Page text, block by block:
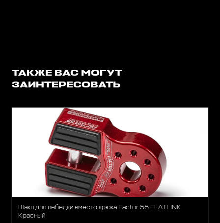
ТАКЖЕ ВАС МОГУТ
ЗАИНТЕРЕСОВАТЬ
Шакл для лебедки вместо крюка Factor 55 FLATLINK
Красный